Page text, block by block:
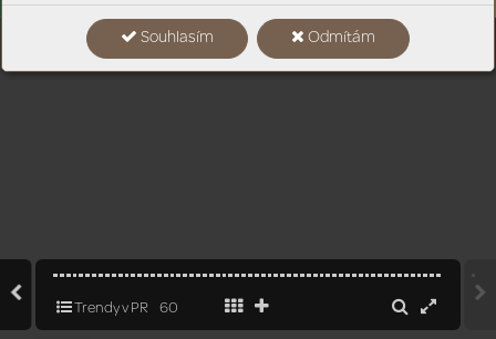
Souhlasím Odmítám
Trendy v PR 60